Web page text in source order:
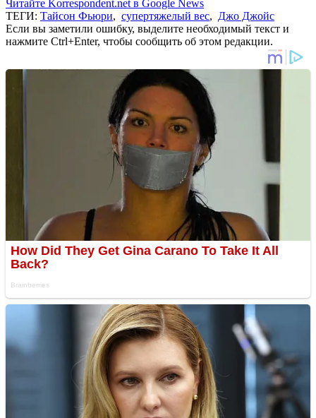
Читайте Korrespondent.net в Google News
ТЕГИ: Тайсон Фьюри, супертяжелый вес, Джо Джойс
Если вы заметили ошибку, выделите необходимый текст и
нажмите Ctrl+Enter, чтобы сообщить об этом редакции.